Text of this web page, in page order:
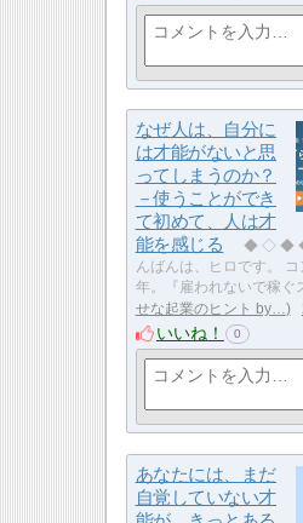
なぜ人は、自分に
は才能がないと思
ってしまうのか？
－使うことができ
て初めて、人は才
能を感じる
◆ ◇ ◆
んばんは、ヒロです。
年。『雇われないで稼ぐ
せな起業のヒント by…
いいね！ 0
あなたには、まだ
自覚していない才